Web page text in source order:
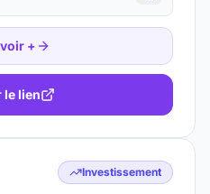
+
le lien
Investissement